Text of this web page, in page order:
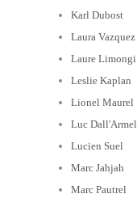
Karl Dubost
Laura Vazquez
Laure Limongi
Leslie Kaplan
Lionel Maurel
Luc
Lucien Suel
Marc Jahjah
Marc Pautrel